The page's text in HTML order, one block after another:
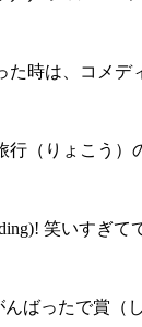
た時は、コメ
行（りょこう）
笑いすぎて
ばったで賞（